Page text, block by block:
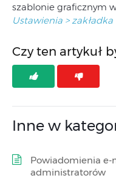
szablonie graficznym
Ustawienia > zakładka
Czy ten artykuł
Inne w
Powiadomienia e-
administratorów